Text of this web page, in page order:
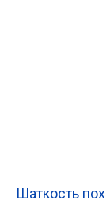
Шаткость